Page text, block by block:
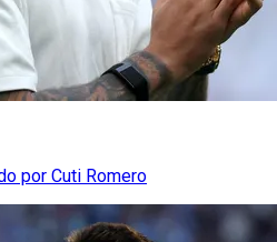
por Cuti Romero